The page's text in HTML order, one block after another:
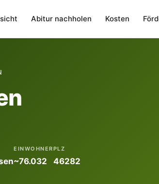
Abitur nachholen Kosten
EINWOHNER
~76.032
PLZ
46282